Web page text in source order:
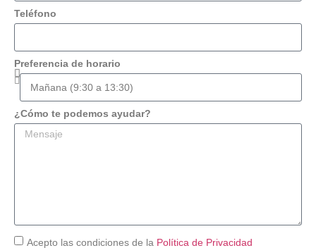
Teléfono
Preferencia de horario
¿Cómo te podemos ayudar?
Acepto las condiciones de la Política de Privacidad